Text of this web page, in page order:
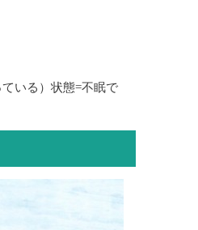
いる）状態=不眠で